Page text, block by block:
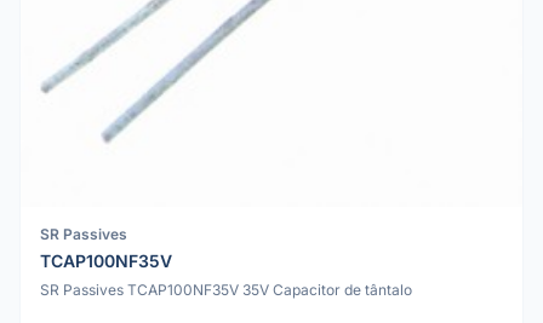
SR Passives
TCAP100NF35V
SR Passives TCAP100NF35V 35V Capacitor de tântalo